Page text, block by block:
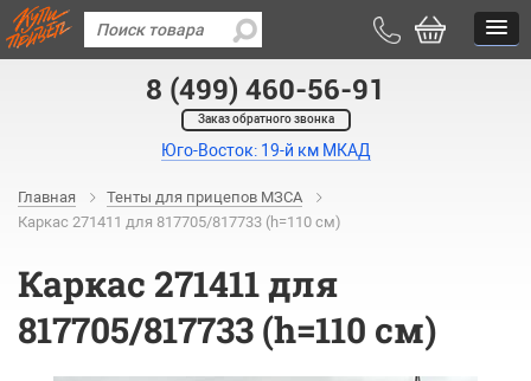
8 (499) 460-56-91
Заказ обратного звонка
Юго-Восток: 19-й км МКАД
Главная
Тенты для прицепов МЗСА
Каркас 271411 для 817705/817733 (h=110 см)
Каркас 271411 для
817705/817733 (h=110 см)